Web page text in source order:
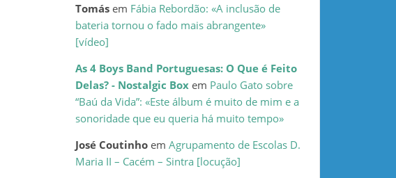
Tomásem Fábia Rebordão: «A inclusão de
bateria tornou o fado mais abrangente»
[vídeo]
As 4 Boys Band Portuguesas: O Que é Feito
Delas? - Nostalgic Boxem Paulo Gato sobre
“Baú da Vida”: «Este álbum é muito de mim e a
sonoridade que eu queria há muito tempo»
José Coutinhoem Agrupamento de Escolas D.
Maria II – Cacém – Sintra [locução]